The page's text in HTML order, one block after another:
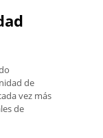
de
vez más
de